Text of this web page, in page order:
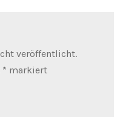
veröffentlicht.
* markiert